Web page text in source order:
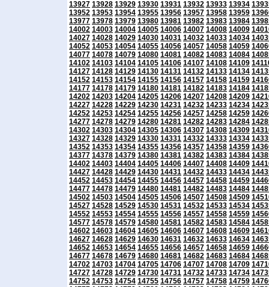
13927 13928 13929 13930 13931 13932 13933 13934
13952 13953 13954 13955 13956 13957 13958 13959
13977 13978 13979 13980 13981 13982 13983 13984
14002 14003 14004 14005 14006 14007 14008 14009
14027 14028 14029 14030 14031 14032 14033 14034
14052 14053 14054 14055 14056 14057 14058 14059
14077 14078 14079 14080 14081 14082 14083 14084
14102 14103 14104 14105 14106 14107 14108 14109
14127 14128 14129 14130 14131 14132 14133 14134
14152 14153 14154 14155 14156 14157 14158 14159
14177 14178 14179 14180 14181 14182 14183 14184
14202 14203 14204 14205 14206 14207 14208 14209
14227 14228 14229 14230 14231 14232 14233 14234
14252 14253 14254 14255 14256 14257 14258 14259
14277 14278 14279 14280 14281 14282 14283 14284
14302 14303 14304 14305 14306 14307 14308 14309
14327 14328 14329 14330 14331 14332 14333 14334
14352 14353 14354 14355 14356 14357 14358 14359
14377 14378 14379 14380 14381 14382 14383 14384
14402 14403 14404 14405 14406 14407 14408 14409
14427 14428 14429 14430 14431 14432 14433 14434
14452 14453 14454 14455 14456 14457 14458 14459
14477 14478 14479 14480 14481 14482 14483 14484
14502 14503 14504 14505 14506 14507 14508 14509
14527 14528 14529 14530 14531 14532 14533 14534
14552 14553 14554 14555 14556 14557 14558 14559
14577 14578 14579 14580 14581 14582 14583 14584
14602 14603 14604 14605 14606 14607 14608 14609
14627 14628 14629 14630 14631 14632 14633 14634
14652 14653 14654 14655 14656 14657 14658 14659
14677 14678 14679 14680 14681 14682 14683 14684
14702 14703 14704 14705 14706 14707 14708 14709
14727 14728 14729 14730 14731 14732 14733 14734
14752 14753 14754 14755 14756 14757 14758 14759